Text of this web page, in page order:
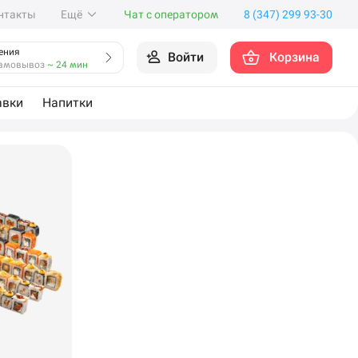
Ещё Чат с оператором 8 (347) 299 93-30
~ 24 мин Войти Корзина
Напитки